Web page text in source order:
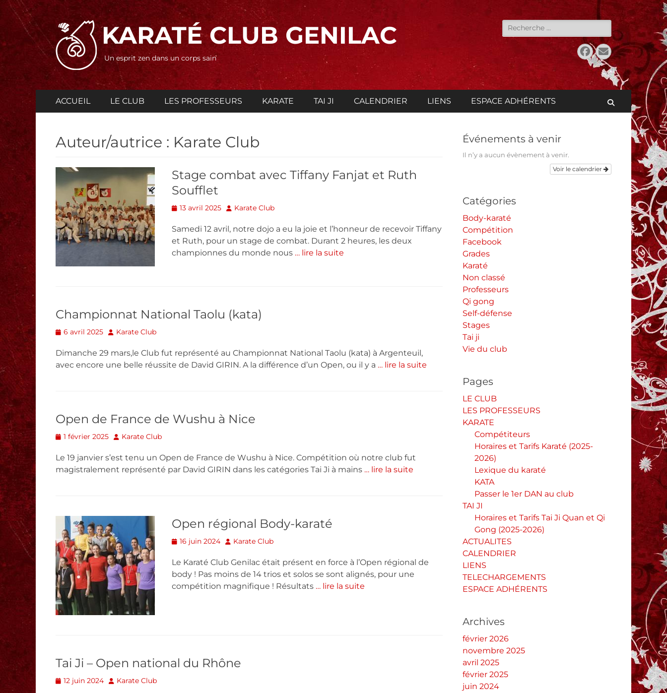
KARATÉ CLUB GENILAC
Un esprit zen dans un corps sain
Rechercher :
Facebook
E-
mail
Menu
principal
ACCUEIL LE CLUB LES PROFESSEURS KARATE TAI JI CALENDRIER LIENS ESPACE ADHÉRENTS Recherche
Auteur/autrice : Karate Club
Stage combat avec Tiffany Fanjat et Ruth
Soufflet
Posted
13 avril 2025 Author
Karate Club
Samedi 12 avril, notre dojo a eu la joie et l’honneur de recevoir Tiffany
et Ruth, pour un stage de combat. Durant 2 heures, les deux
championnes du monde nous … lire la suite
Championnat National Taolu (kata)
Posted
6 avril 2025 Author
Karate Club
Dimanche 29 mars,le Club fut représenté au Championnat National Taolu (kata) à Argenteuil,
avec encore une belle réussite de David GIRIN. A la différence d’un Open, ou il y a … lire la suite
Open de France de Wushu à Nice
Posted
1 février 2025 Author
Karate Club
Le 19 janvier s’est tenu un Open de France de Wushu à Nice. Compétition où notre club fut
magistralement représenté par David GIRIN dans les catégories Tai Ji à mains … lire la suite
Open régional Body-karaté
Posted
16 juin 2024 Author
Karate Club
Le Karaté Club Genilac était présent en force à l’Open régional de
body ! Pas moins de 14 trios et solos se sont alignés, pour une
compétition magnifique ! Résultats … lire la suite
Tai Ji – Open national du Rhône
Posted
12 juin 2024 Author
Karate Club
Événements à venir
Il n’y a aucun évènement à venir.
Voir le calendrier
Catégories
Body-karaté
Compétition
Facebook
Grades
Karaté
Non classé
Professeurs
Qi gong
Self-défense
Stages
Tai ji
Vie du club
Pages
LE CLUB
LES PROFESSEURS
KARATE
Compétiteurs
Horaires et Tarifs Karaté (2025-
2026)
Lexique du karaté
KATA
Passer le 1er DAN au club
TAI JI
Horaires et Tarifs Tai Ji Quan et Qi
Gong (2025-2026)
ACTUALITES
CALENDRIER
LIENS
TELECHARGEMENTS
ESPACE ADHÉRENTS
Archives
février 2026
novembre 2025
avril 2025
février 2025
juin 2024